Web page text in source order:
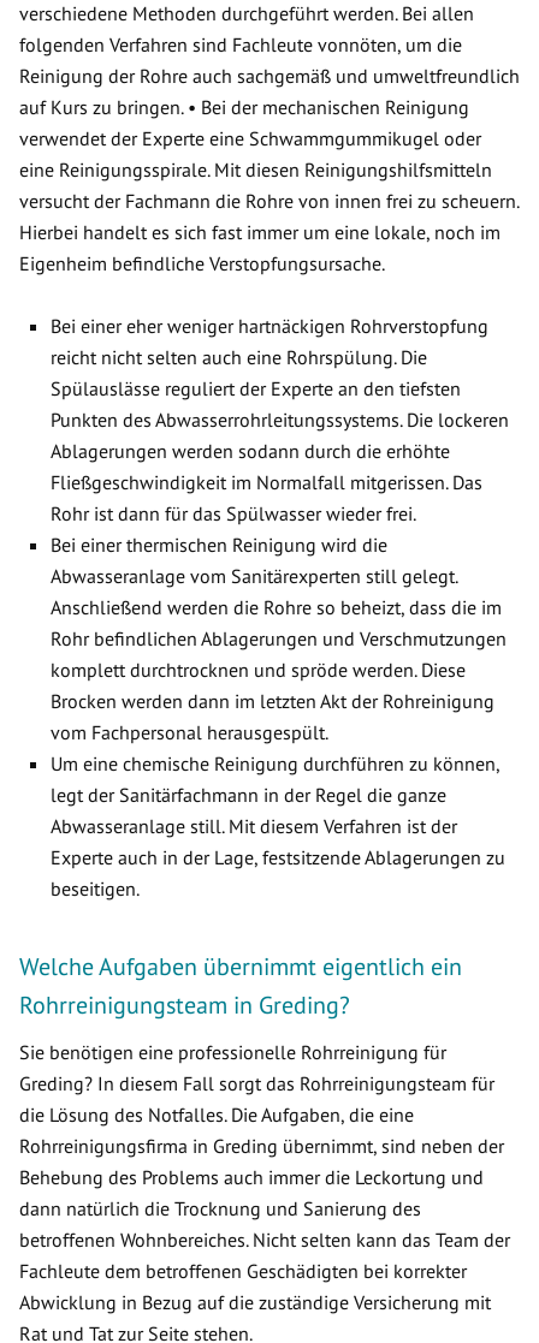
verschiedene Methoden durchgeführt werden. Bei allen
folgenden Verfahren sind Fachleute vonnöten, um die
Reinigung der Rohre auch sachgemäß und umweltfreundlich
auf Kurs zu bringen. • Bei der mechanischen Reinigung
verwendet der Experte eine Schwammgummikugel oder
eine Reinigungsspirale. Mit diesen Reinigungshilfsmitteln
versucht der Fachmann die Rohre von innen frei zu scheuern.
Hierbei handelt es sich fast immer um eine lokale, noch im
Eigenheim befindliche Verstopfungsursache.
Bei einer eher weniger hartnäckigen Rohrverstopfung
reicht nicht selten auch eine Rohrspülung. Die
Spülauslässe reguliert der Experte an den tiefsten
Punkten des Abwasserrohrleitungssystems. Die lockeren
Ablagerungen werden sodann durch die erhöhte
Fließgeschwindigkeit im Normalfall mitgerissen. Das
Rohr ist dann für das Spülwasser wieder frei.
Bei einer thermischen Reinigung wird die
Abwasseranlage vom Sanitärexperten still gelegt.
Anschließend werden die Rohre so beheizt, dass die im
Rohr befindlichen Ablagerungen und Verschmutzungen
komplett durchtrocknen und spröde werden. Diese
Brocken werden dann im letzten Akt der Rohreinigung
vom Fachpersonal herausgespült.
Um eine chemische Reinigung durchführen zu können,
legt der Sanitärfachmann in der Regel die ganze
Abwasseranlage still. Mit diesem Verfahren ist der
Experte auch in der Lage, festsitzende Ablagerungen zu
beseitigen.
Welche Aufgaben übernimmt eigentlich ein
Rohrreinigungsteam in Greding?
Sie benötigen eine professionelle Rohrreinigung für
Greding? In diesem Fall sorgt das Rohrreinigungsteam für
die Lösung des Notfalles. Die Aufgaben, die eine
Rohrreinigungsfirma in Greding übernimmt, sind neben der
Behebung des Problems auch immer die Leckortung und
dann natürlich die Trocknung und Sanierung des
betroffenen Wohnbereiches. Nicht selten kann das Team der
Fachleute dem betroffenen Geschädigten bei korrekter
Abwicklung in Bezug auf die zuständige Versicherung mit
Rat und Tat zur Seite stehen.